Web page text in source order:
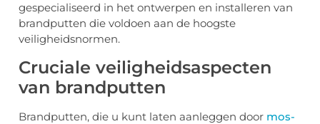
gespecialiseerd in het ontwerpen en installeren van
brandputten die voldoen aan de hoogste
veiligheidsnormen.
Cruciale veiligheidsaspecten
van brandputten
Brandputten, die u kunt laten aanleggen door mos-